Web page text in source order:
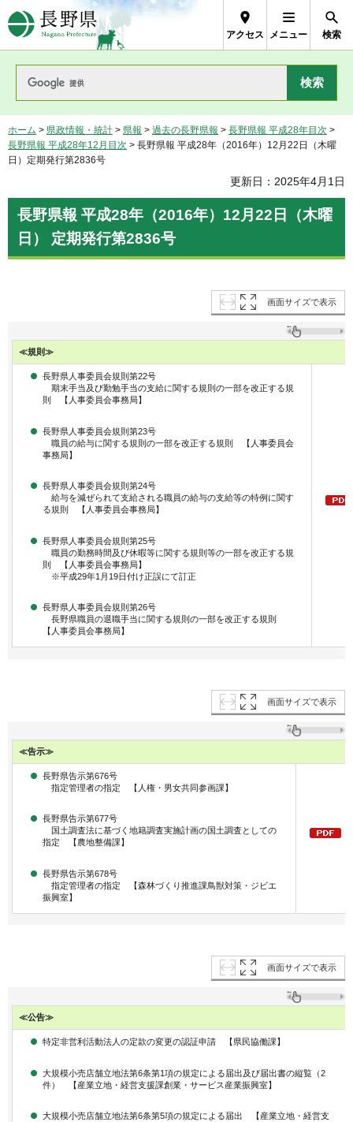
長野県Nagano Prefecture
アクセス メニュー 検索
ホーム > 県政情報・統計 > 県報 > 過去の長野県報 > 長野県報 平成28年目次 >
長野県報 平成28年12月目次 > 長野県報 平成28年（2016年）12月22日（木曜
日）定期発行第2836号
更新日：2025年4月1日
長野県報 平成28年（2016年）12月22日（木曜
日） 定期発行第2836号
画面サイズで表示
≪規則≫
長野県人事委員会規則第22号
期末手当及び勤勉手当の支給に関する規則の一部を改正する規
則 【人事委員会事務局】
長野県人事委員会規則第23号
職員の給与に関する規則の一部を改正する規則 【人事委員会
事務局】
長野県人事委員会規則第24号
給与を減ぜられて支給される職員の給与の支給等の特例に関す
る規則 【人事委員会事務局】
長野県人事委員会規則第25号
職員の勤務時間及び休暇等に関する規則等の一部を改正する規
則 【人事委員会事務局】
※平成29年1月19日付け正誤にて訂正
長野県人事委員会規則第26号
長野県職員の退職手当に関する規則の一部を改正する規則
【人事委員会事務局】
画面サイズで表示
≪告示≫
長野県告示第676号
指定管理者の指定 【人権・男女共同参画課】
長野県告示第677号
国土調査法に基づく地籍調査実施計画の国土調査としての
指定 【農地整備課】
長野県告示第678号
指定管理者の指定 【森林づくり推進課鳥獣対策・ジビエ
振興室】
画面サイズで表示
≪公告≫
特定非営利活動法人の定款の変更の認証申請 【県民協働課】
大規模小売店舗立地法第6条第1項の規定による届出及び届出書の縦覧（2
件） 【産業立地・経営支援課創業・サービス産業振興室】
大規模小売店舗立地法第6条第5項の規定による届出 【産業立地・経営支